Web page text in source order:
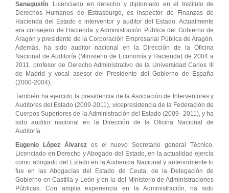
Sanagustín. Licenciado en derecho y diplomado en el Instituto de
Derechos Humanos de Estrasburgo, es inspector de Finanzas de
Hacienda del Estado e interventor y auditor del Estado. Actualmente
era consejero de Hacienda y Administración Pública del Gobierno de
Aragón y presidente de la Corporación Empresarial Pública de Aragón.
Además, ha sido auditor nacional en la Dirección de la Oficina
Nacional de Auditoría (Ministerio de Economía y Hacienda) de 2004 a
2011, profesor de Derecho Administrativo de la Universidad Carlos III
de Madrid y vocal asesor del Presidente del Gobierno de España
(2000-2004).
También ha ejercido la presidencia de la Asociación de Interventores y
Auditores del Estado (2009-2011), vicepresidencia de la Federación de
Cuerpos Superiores de la Administración del Estado (2009- 2011), y ha
sido auditor nacional en la Dirección de la Oficina Nacional de
Auditoría.
Eugenio López Álvarezes el nuevo Secretario general Técnico.
Licenciado en Derecho y Abogado del Estado, en la actualidad ejercía
como abogado del Estado en la Audiencia Nacional y anteriormente lo
fue en las Abogacías del Estado de Ceuta, de la Delegación de
Gobierno en Castilla y León y en la del Ministerio de Administraciones
Públicas. Con amplia experiencia en la Administración, ha sido